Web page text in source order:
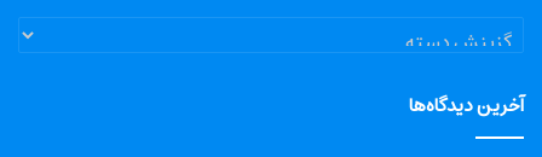
دسترسی
آسان
محتوا
آخرین دیدگاه‌ها